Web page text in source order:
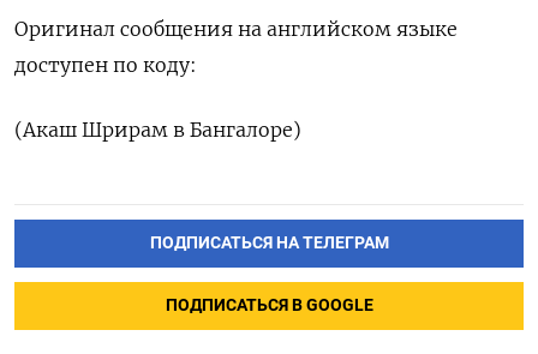
Оригинал сообщения на английском языке
доступен по коду:
(Акаш Шрирам в Бангалоре)
ПОДПИСАТЬСЯ НА ТЕЛЕГРАМ
ПОДПИСАТЬСЯ В GOOGLE